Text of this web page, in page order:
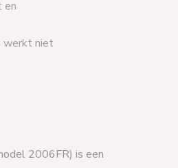
en
werkt niet
2006FR) is een